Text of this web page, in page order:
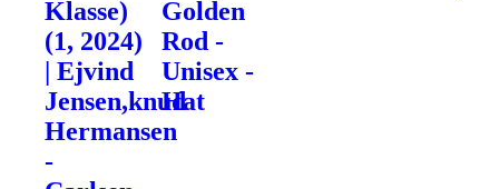
Klasse)
(1, 2024)
| Ejvind
Jensen,knud
Hermansen
-
Golden
Rod -
Unisex -
Hat